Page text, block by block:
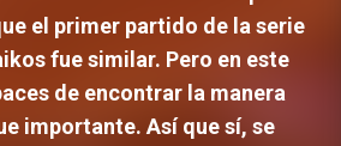
el primer partido de la serie
fue similar. Pero en este
de encontrar la manera
importante. Así que sí, se